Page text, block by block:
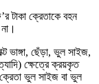
টাকা ক্রেতাকে বহন
ভাঙ্গা, ছেঁড়া, ভুল সাইজ,
ক্ষেত্রে ক্রয়কৃত
ভুল সাইজ বা ভুল